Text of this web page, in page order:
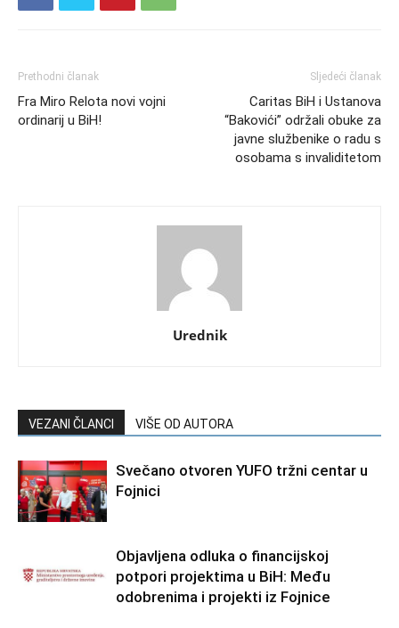
Prethodni članak
Fra Miro Relota novi vojni
ordinarij u BiH!
Sljedeći članak
Caritas BiH i Ustanova
“Bakovići” održali obuke za
javne službenike o radu s
osobama s invaliditetom
Urednik
VEZANI ČLANCI VIŠE OD AUTORA
Svečano otvoren YUFO tržni centar u
Fojnici
Objavljena odluka o financijskoj
potpori projektima u BiH: Među
odobrenima i projekti iz Fojnice